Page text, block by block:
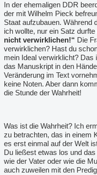
In der ehemaligen DDR
der mit Wilhelm Pieck
Staat aufzubauen. Während
ich wollte, nur ein Satz durfte
nicht verwirklichen!“ Die
verwirklichen? Hast du
mein Ideal verwirklicht? Das
das Manuskript in den
Veränderung im Text
keine Noten. Aber dann
die Stunde der Wahrheit!
Was ist die Wahrheit? Ich
zu betrachten, das in einem
es erst einmal auf der Welt
Du ließest etwas los und
wie der Vater oder wie die
auch zuweilen mit den